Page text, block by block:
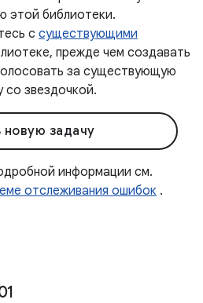
этой библиотеки.
с существующими
прежде чем создавать
за существующую
со звездочкой.
новую задачу
информации см.
отслеживания ошибок .